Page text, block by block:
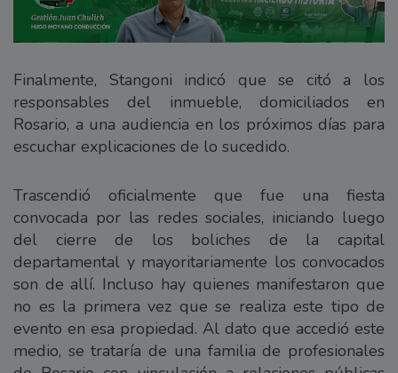
Finalmente, Stangoni indicó que se citó a los
responsables del inmueble, domiciliados en
Rosario, a una audiencia en los próximos días para
escuchar explicaciones de lo sucedido.
Trascendió oficialmente que fue una fiesta
convocada por las redes sociales, iniciando luego
del cierre de los boliches de la capital
departamental y mayoritariamente los convocados
son de allí. Incluso hay quienes manifestaron que
no es la primera vez que se realiza este tipo de
evento en esa propiedad. Al dato que accedió este
medio, se trataría de una familia de profesionales